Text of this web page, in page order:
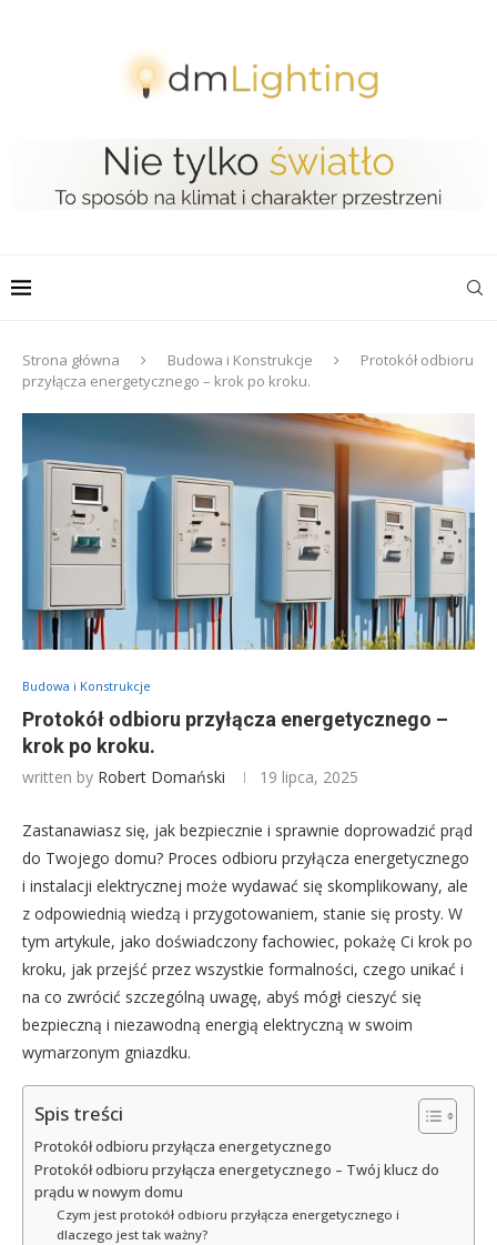
Strona główna Budowa i Konstrukcje
Protokół odbioru
przyłącza energetycznego – krok po kroku.
Budowa i Konstrukcje
Protokół odbioru przyłącza energetycznego –
krok po kroku.
written by Robert Domański 19 lipca, 2025
Zastanawiasz się, jak bezpiecznie i sprawnie doprowadzić prąd
do Twojego domu? Proces odbioru przyłącza energetycznego
i instalacji elektrycznej może wydawać się skomplikowany, ale
z odpowiednią wiedzą i przygotowaniem, stanie się prosty. W
tym artykule, jako doświadczony fachowiec, pokażę Ci krok po
kroku, jak przejść przez wszystkie formalności, czego unikać i
na co zwrócić szczególną uwagę, abyś mógł cieszyć się
bezpieczną i niezawodną energią elektryczną w swoim
wymarzonym gniazdku.
Spis treści
Protokół odbioru przyłącza energetycznego
Protokół odbioru przyłącza energetycznego – Twój klucz do
prądu w nowym domu
Czym jest protokół odbioru przyłącza energetycznego i
dlaczego jest tak ważny?